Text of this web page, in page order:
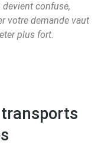
confuse,
votre demande vaut
plus fort.